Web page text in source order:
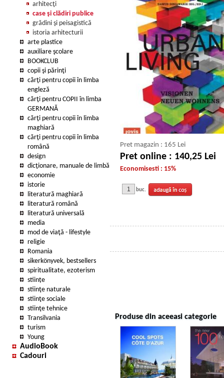
arhitecţi
case şi clădiri publice
grădini şi peisagistică
istoria arhitecturii
arte plastice
auxiliare şcolare
BOOKCLUB
copii şi părinţi
cărţi pentru copii în limba
engleză
cărţi pentru COPII în limba
GERMANĂ
cărţi pentru copii în limba
maghiară
cărţi pentru copii în limba
română
design
dicţionare, manuale de limbă
economie
istorie
literatură maghiară
literatură română
literatură universală
media
mod de viaţă - lifestyle
religie
Romania
sikerkönyvek, bestsellers
spiritualitate, ezoterism
stiințe
stiinţe naturale
stiinţe sociale
stiinţe tehnice
Transilvania
turism
Young
AudioBook
Cadouri
Pret magazin : 165 Lei
Pret online : 140,25 Lei
Economisesti : 15%
buc.
Produse din aceeasi categorie